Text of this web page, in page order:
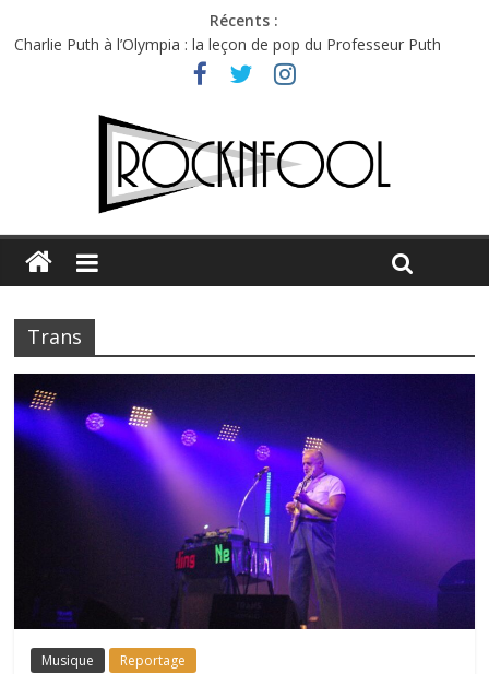
Récents :
Charlie Puth à l’Olympia : la leçon de pop du Professeur Puth
Festival Triptyque : un nouveau festival de musique indépendant
Hellfest 2026 vendredi : température et émotions en hausse
Hellfest 2026 jeudi : impossible de choisir entre chaleur et bonne
Première édition du Midgard Festival : entre bière, métal et
Trans
Musique Reportage